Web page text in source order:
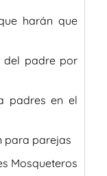
harán que
del padre por
padres en el
para parejas
Mosqueteros